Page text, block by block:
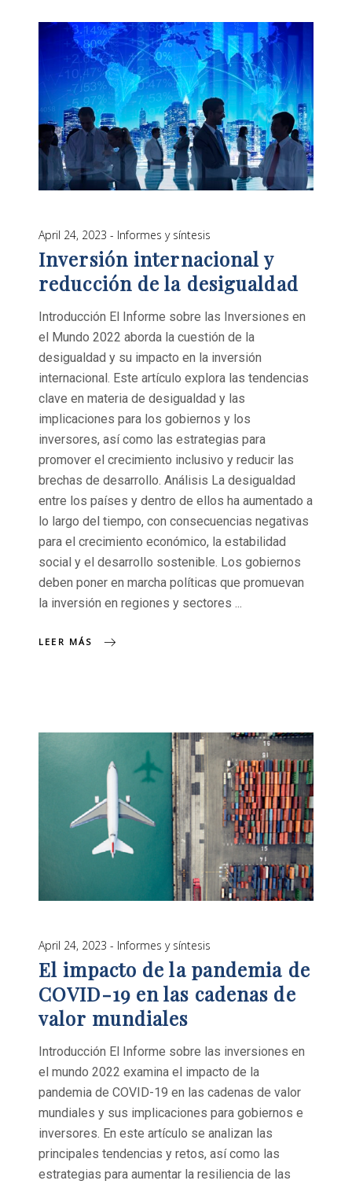
April 24, 2023 Informes y síntesis
Inversión internacional y
reducción de la desigualdad
Introducción El Informe sobre las Inversiones en
el Mundo 2022 aborda la cuestión de la
desigualdad y su impacto en la inversión
internacional. Este artículo explora las tendencias
clave en materia de desigualdad y las
implicaciones para los gobiernos y los
inversores, así como las estrategias para
promover el crecimiento inclusivo y reducir las
brechas de desarrollo. Análisis La desigualdad
entre los países y dentro de ellos ha aumentado a
lo largo del tiempo, con consecuencias negativas
para el crecimiento económico, la estabilidad
social y el desarrollo sostenible. Los gobiernos
deben poner en marcha políticas que promuevan
la inversión en regiones y sectores
LEER MÁS
April 24, 2023 Informes y síntesis
El impacto de la pandemia de
COVID-19 en las cadenas de
valor mundiales
Introducción El Informe sobre las inversiones en
el mundo 2022 examina el impacto de la
pandemia de COVID-19 en las cadenas de valor
mundiales y sus implicaciones para gobiernos e
inversores. En este artículo se analizan las
principales tendencias y retos, así como las
estrategias para aumentar la resiliencia de las